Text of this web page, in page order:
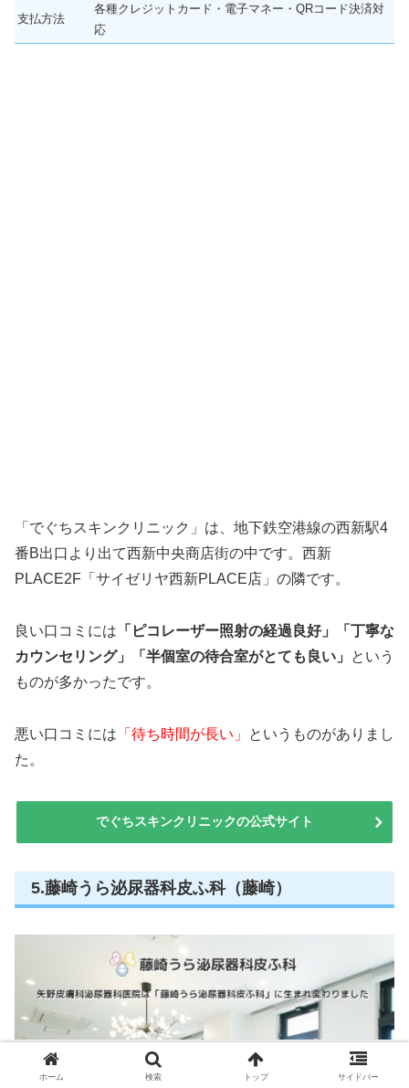
支払方法
各種クレジットカード・電子マネー・QRコード決済対
応
「でぐちスキンクリニック」は、地下鉄空港線の西新駅4
番B出口より出て西新中央商店街の中です。西新
PLACE2F「サイゼリヤ西新PLACE店」の隣です。
良い口コミには 「ピコレーザー照射の経過良好」「丁寧な
カウンセリング」「半個室の待合室がとても良い」
という
ものが多かったです。
悪い口コミには 「待ち時間が長い」
というものがありまし
た。
でぐちスキンクリニックの公式サイト
5.藤崎うら泌尿器科皮ふ科（藤崎）
【藤崎うら泌尿器科皮ふ科の特徴】
ホーム 検索 トップ サイドバー